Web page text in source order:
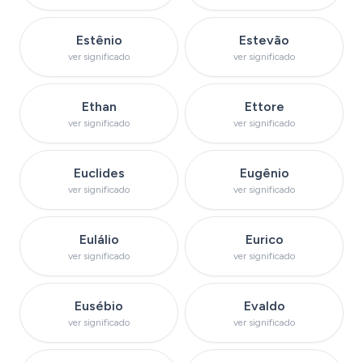
Ver significado do nome
Estênio
ver significado
Ver significado do
Estevão
ver significado
Ver significado do nome
Ethan
ver significado
Ver significado do
Ettore
ver significado
Ver significado do nome
Euclides
ver significado
Ver significado do
Eugênio
ver significado
Ver significado do nome
Eulálio
ver significado
Ver significado do
Eurico
ver significado
Ver significado do nome
Eusébio
ver significado
Ver significado do
Evaldo
ver significado